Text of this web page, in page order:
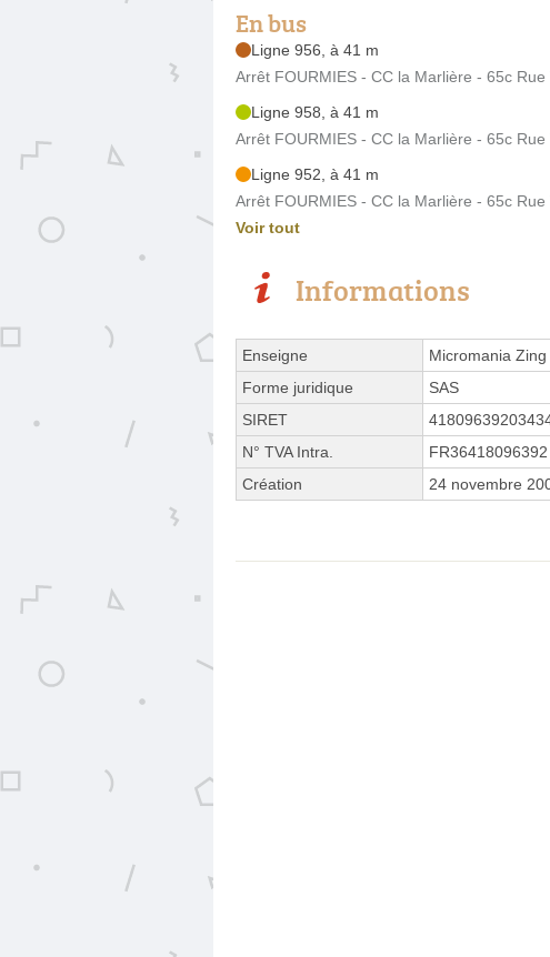
En bus
Ligne 956, à 41 m
Arrêt FOURMIES - CC la Marlière - 65c
Ligne 958, à 41 m
Arrêt FOURMIES - CC la Marlière - 65c
Ligne 952, à 41 m
Arrêt FOURMIES - CC la Marlière - 65c
Voir tout
Informations
Enseigne
Micromania
Forme juridique
SAS
SIRET
N° TVA Intra.
FR36418096392
Création
24 novembre